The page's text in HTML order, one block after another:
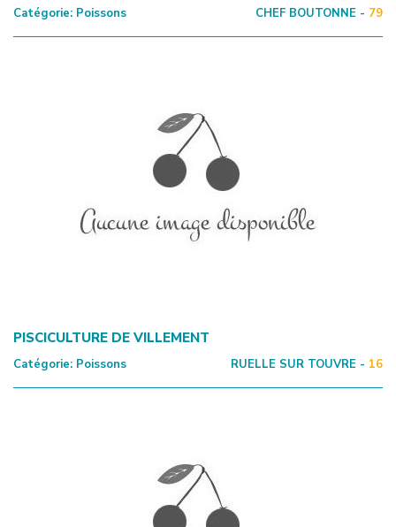
Catégorie: Poissons CHEF BOUTONNE - 79
PISCICULTURE DE VILLEMENT
Catégorie: Poissons RUELLE SUR TOUVRE - 16